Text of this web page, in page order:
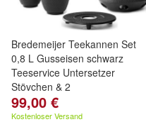
Bredemeijer Teekannen Set
0,8 L Gusseisen schwarz
Teeservice Untersetzer
Stövchen & 2
99,00 €
Kostenloser Versand